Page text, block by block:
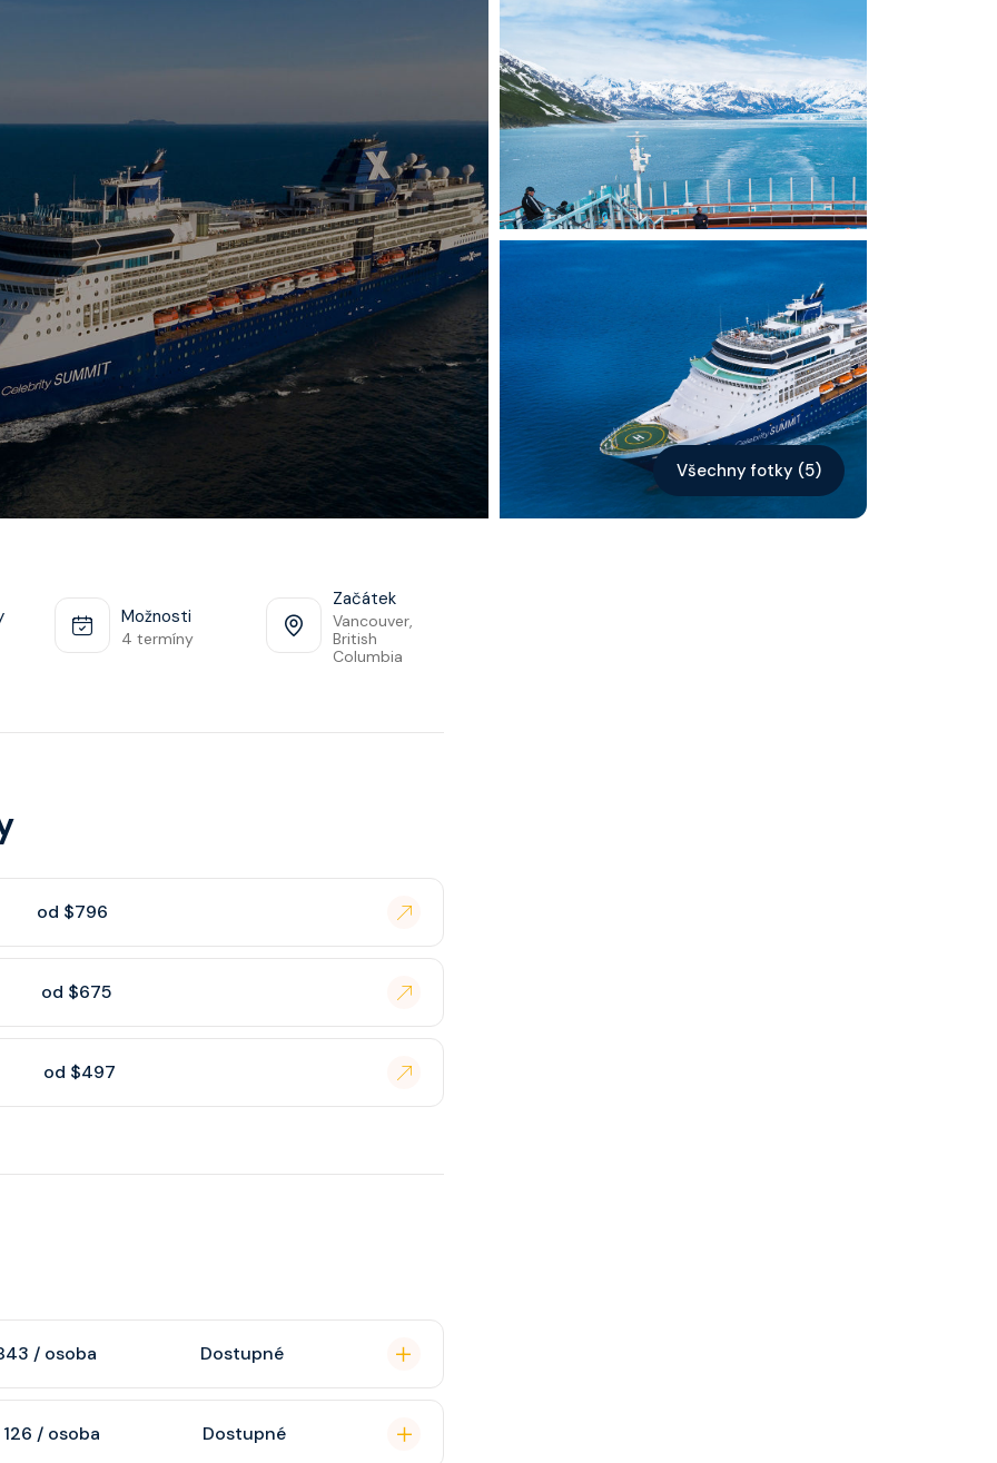
Kontakt
Vyhledat plavbu
Všechny fotky (5)
Možnosti
4 termíny
Začátek
Vancouver,
British
Columbia
od $796
od $675
od $497
/ osoba Dostupné
koupelnu se
TV, rádio,
126 / osoba Dostupné